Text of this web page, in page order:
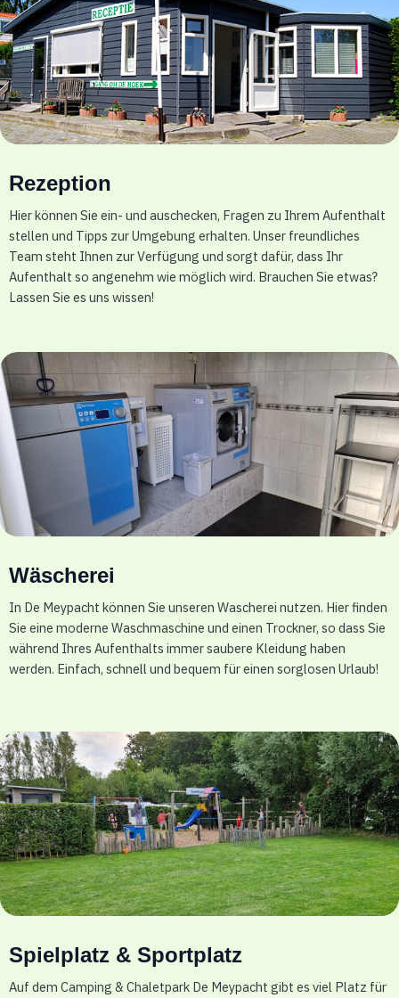
Rezeption
Hier können Sie ein- und auschecken, Fragen zu Ihrem Aufenthalt
stellen und Tipps zur Umgebung erhalten. Unser freundliches
Team steht Ihnen zur Verfügung und sorgt dafür, dass Ihr
Aufenthalt so angenehm wie möglich wird. Brauchen Sie etwas?
Lassen Sie es uns wissen!
Wäscherei
In De Meypacht können Sie unseren Wascherei nutzen. Hier finden
Sie eine moderne Waschmaschine und einen Trockner, so dass Sie
während Ihres Aufenthalts immer saubere Kleidung haben
werden. Einfach, schnell und bequem für einen sorglosen Urlaub!
Spielplatz & Sportplatz
Auf dem Camping & Chaletpark De Meypacht gibt es viel Platz für